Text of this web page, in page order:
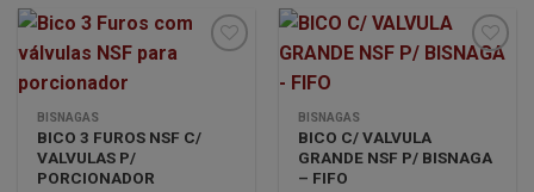
lista de
BISNAGAS
BICO 3 FUROS NSF C/
VALVULAS P/
PORCIONADOR
desejos
BISNAGAS
BICO C/ VALVULA
GRANDE NSF P/ BISNAGA
– FIFO